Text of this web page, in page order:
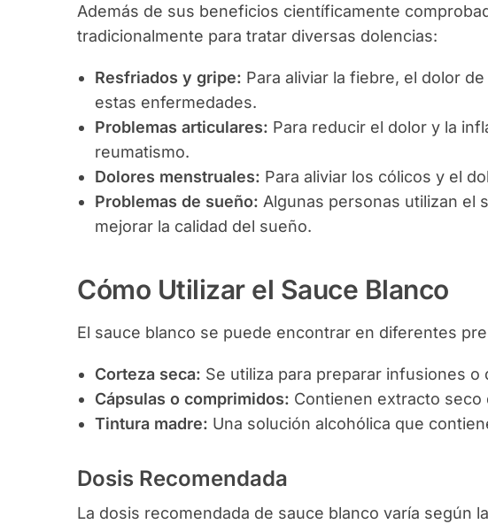
Además de sus beneficios científicamente
tradicionalmente para tratar diversas dolencias:
Resfriados y gripe: Para aliviar la fiebre, el dolor
estas enfermedades.
Problemas articulares: Para reducir el dolor y la
reumatismo.
Dolores menstruales: Para aliviar los cólicos y el
Problemas de sueño: Algunas personas utilizan el
mejorar la calidad del sueño.
Cómo Utilizar el Sauce Blanco
El sauce blanco se puede encontrar en diferentes
Corteza seca: Se utiliza para preparar infusiones o
Cápsulas o comprimidos: Contienen extracto seco
Tintura madre: Una solución alcohólica que
Dosis Recomendada
La dosis recomendada de sauce blanco varía según